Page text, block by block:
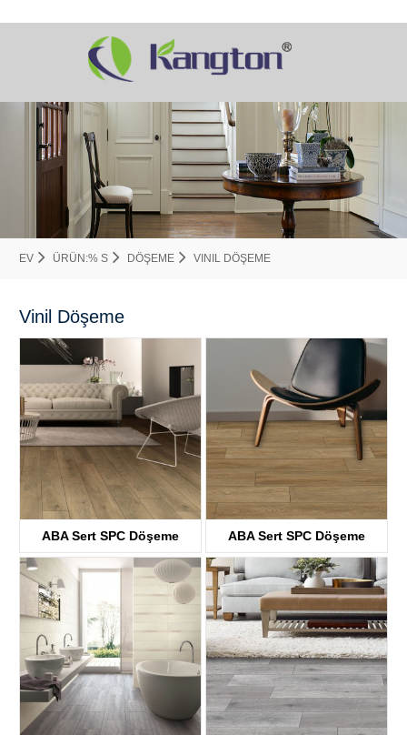
EV ÜRÜN:% S DÖŞEME VINIL DÖŞEME
Vinil Döşeme
ABA Sert SPC Döşeme
KTV8033
ABA Sert SPC Döşeme
KTV8034